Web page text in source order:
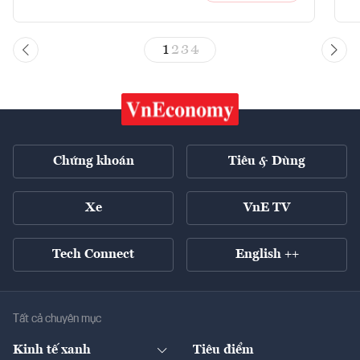
1 23 4
Chứng khoán Tiêu & Dùng
Xe VnE TV
Tech Connect English ++
Tất cả chuyên mục
Kinh tế xanh Tiêu điểm